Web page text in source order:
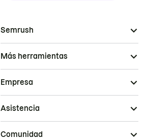
Semrush
Más herramientas
Empresa
Asistencia
Comunidad